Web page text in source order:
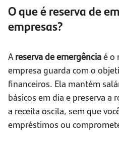
O que é reserva de
empresas?
A reserva de emergênciaé o
empresa guarda com o
financeiros. Ela mantém
básicos em dia e preserva
a receita oscila, sem que
empréstimos ou